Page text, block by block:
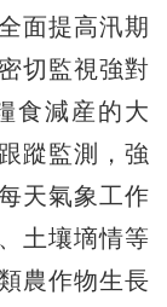
面提高汛期
切監視強對
食減産的大
蹤監測，強
天氣象工作
土壤墑情等
農作物生長